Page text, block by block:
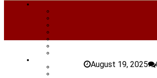
August 19, 2025